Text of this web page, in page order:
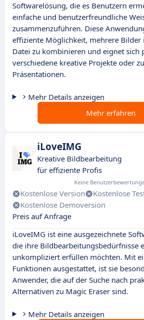
Softwarelösung, die es Benutzern
einfache und benutzerfreundliche
zusammenzuführen. Diese
effiziente Möglichkeit, mehrere Bilder
Datei zu kombinieren und eignet sich
verschiedene kreative Projekte oder
Präsentationen.
Mehr Details anzeigen
Mehr erfahren
iLoveIMG
Kreative Bildbearbeitung
für effiziente Profis
Keine
Kostenlose Version
Kostenlose
Kostenlose Demoversion
Preis auf Anfrage
iLoveIMG ist eine ausgezeichnete
die ihre Bildbearbeitungsbedürfnisse
unkompliziert erfüllen möchten. Mit
Funktionen ausgestattet, ist sie
Anwender, die auf der Suche nach
Alternativen zu Magic Eraser sind.
Mehr Details anzeigen